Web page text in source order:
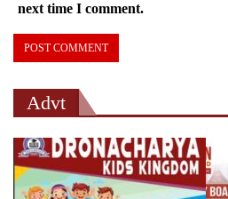
next time I comment.
Advt